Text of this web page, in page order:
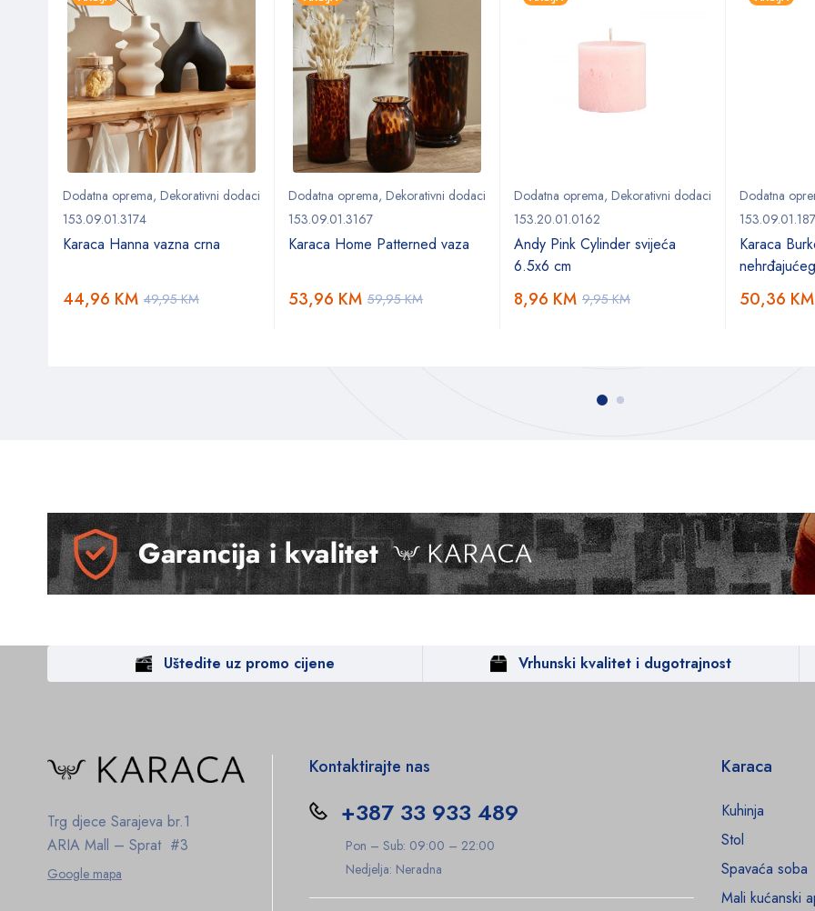
Dodatna oprema, Dekorativni dodaci
153.09.01.3174
Karaca Hanna vazna crna
49,95KM
44,96 KM
Dodatna oprema, Dekorativni dodaci
153.09.01.3167
Karaca Home Patterned vaza
59,95KM
53,96 KM
Dodatna oprema, Dekorativni dodaci
153.20.01.0162
Andy Pink Cylinder svijeća
6.5x6 cm
9,95KM
8,96 KM
Dodatna
Karaca
50,36 KM
Uštedite uz promo cijene Vrhunski kvalitet i dugotrajnost
Trg djece Sarajeva br.1
ARIA Mall – Sprat #3
Google mapa
Kontaktirajte nas
+387 33 933 489
Pon – Sub: 09:00 – 22:00
Nedjelja: Neradna
Karaca
Kuhinja
Stol
Spavaća soba
Mali kućanski